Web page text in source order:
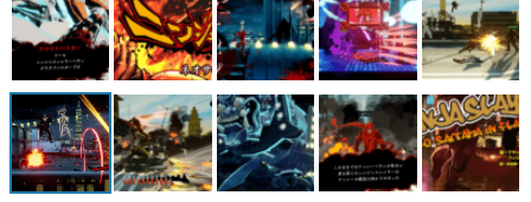
女性向け
アプリレビュー
その他
電ファミニコゲーマーとは？